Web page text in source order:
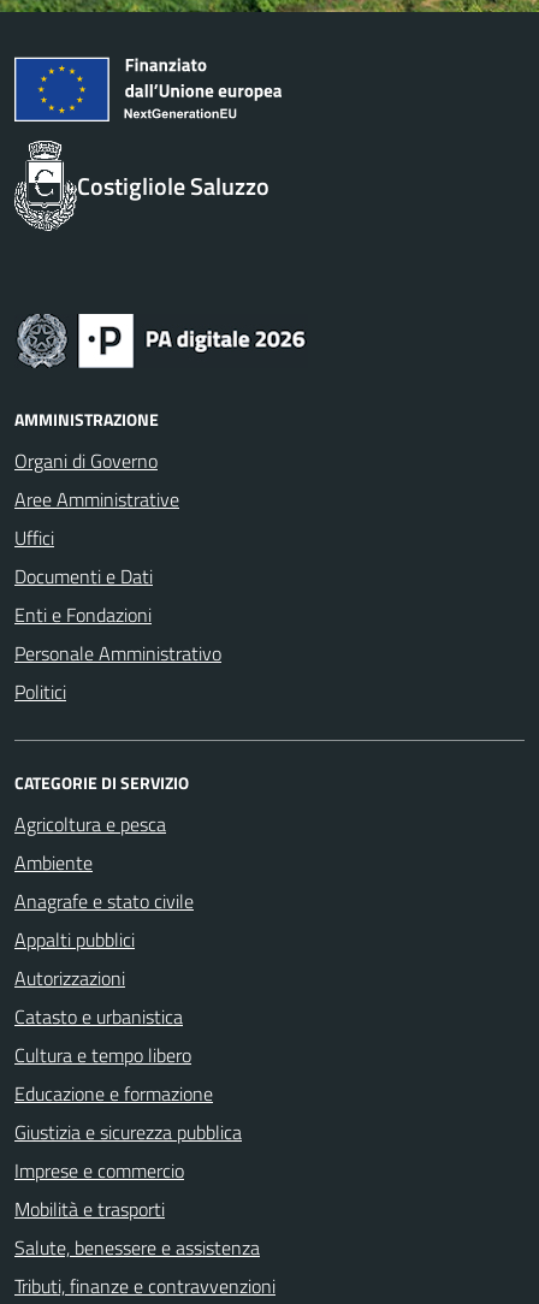
Costigliole Saluzzo
AMMINISTRAZIONE
Organi di Governo
Aree Amministrative
Uffici
Documenti e Dati
Enti e Fondazioni
Personale Amministrativo
Politici
CATEGORIE DI SERVIZIO
Agricoltura e pesca
Ambiente
Anagrafe e stato civile
Appalti pubblici
Autorizzazioni
Catasto e urbanistica
Cultura e tempo libero
Educazione e formazione
Giustizia e sicurezza pubblica
Imprese e commercio
Mobilità e trasporti
Salute, benessere e assistenza
Tributi, finanze e contravvenzioni